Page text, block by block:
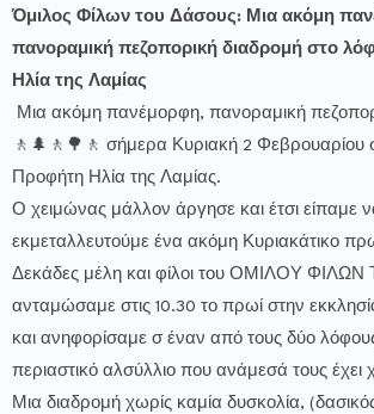
Όμιλος Φίλων του Δάσους: Μια ακόμη
πανοραμική πεζοπορική διαδρομή στο
Ηλία της Λαμίας
Μια ακόμη πανέμορφη, πανοραμική
🚶🌲🚶🌳🚶 σήμερα Κυριακή 2 Φεβρουαρίου
Προφήτη Ηλία της Λαμίας.
Ο χειμώνας μάλλον άργησε και έτσι είπαμε
εκμεταλλευτούμε ένα ακόμη Κυριακάτικο
Δεκάδες μέλη και φίλοι του ΟΜΙΛΟΥ
ανταμώσαμε στις 10.30 το πρωί στην
και ανηφορίσαμε σ έναν από τους δύο
περιαστικό αλσύλλιο που ανάμεσά τους έχει
Μια διαδρομή χωρίς καμία δυσκολία,